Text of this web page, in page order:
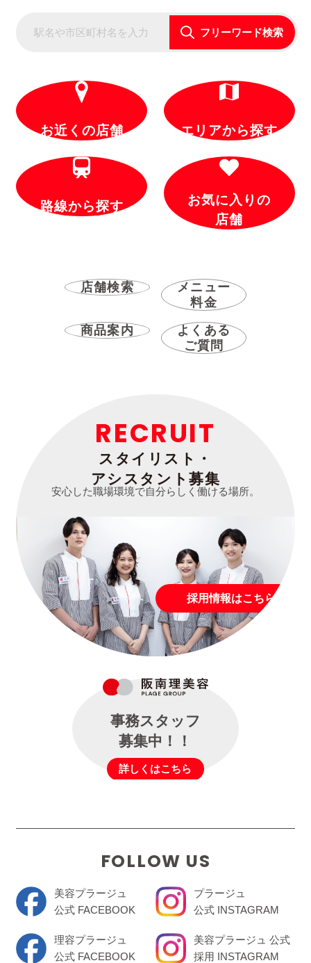
フリーワード検索
お近くの店舗 エリアから探す
路線から探す
お気に入りの
店舗
店舗検索
メニュー
料金
商品案内
よくある
ご質問
RECRUIT
スタイリスト・
アシスタント募集
安心した職場環境で自分らしく働ける場所。
採用情報はこちら
事務スタッフ
募集中！！
詳しくはこちら
FOLLOW US
美容プラージュ
公式 FACEBOOK
理容プラージュ
公式 FACEBOOK
プラージュ
公式 INSTAGRAM
美容プラージュ 公式
採用 INSTAGRAM